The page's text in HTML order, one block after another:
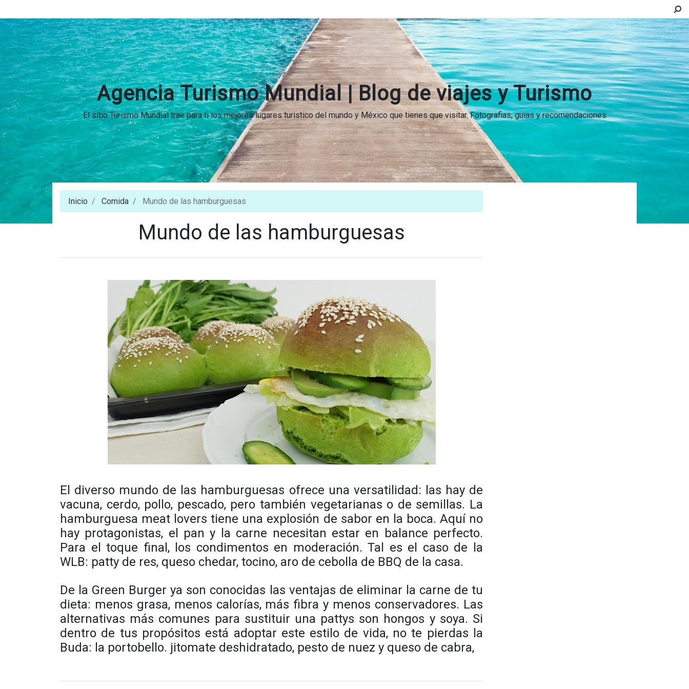
Agencia Turismo Mundial | Blog de viajes y Turismo
El sitio Turismo Mundial trae para ti los mejores lugares turistico del mundo y México que tienes que visitar. Fotografias, guias y recomendaciones
Inicio Comida Mundo de las hamburguesas
Mundo de las hamburguesas
E l diverso mundo de las hamburguesas ofrece una versatilidad: las hay de
vacuna, cerdo, pollo, pescado, pero también vegetarianas o de semillas. La
hamburguesa meat lovers tiene una explosión de sabor en la boca. Aquí no
hay protagonistas, el pan y la carne necesitan estar en balance perfecto.
Para el toque final, los condimentos en moderación. Tal es el caso de la
WLB: patty de res, queso chedar, tocino, aro de cebolla de BBQ de la casa.
De la Green Burger ya son conocidas las ventajas de eliminar la carne de tu
dieta: menos grasa, menos calorías, más fibra y menos conservadores. Las
alternativas más comunes para sustituir una pattys son hongos y soya. Si
dentro de tus propósitos está adoptar este estilo de vida, no te pierdas la
Buda: la portobello. jitomate deshidratado, pesto de nuez y queso de cabra,